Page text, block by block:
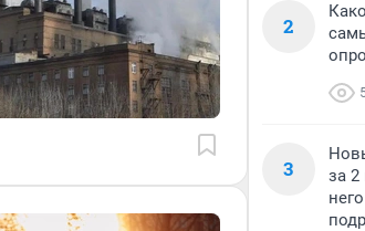
2
3
за 2